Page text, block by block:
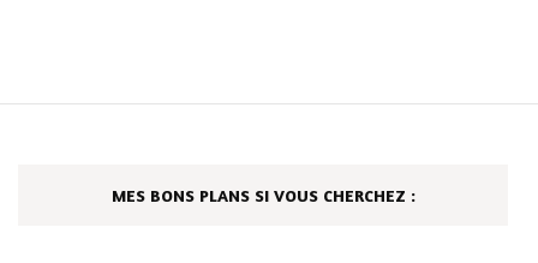
MES BONS PLANS SI VOUS CHERCHEZ :